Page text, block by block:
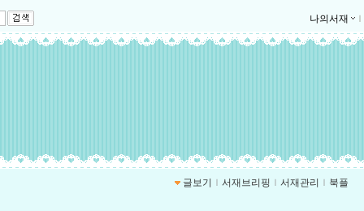
나의서재 ｌ
글보기 ｌ 서재브리핑 ｌ 서재관리 ｌ 북플